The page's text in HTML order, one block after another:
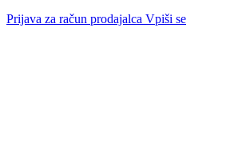
Prijava za račun prodajalca Vpiši se